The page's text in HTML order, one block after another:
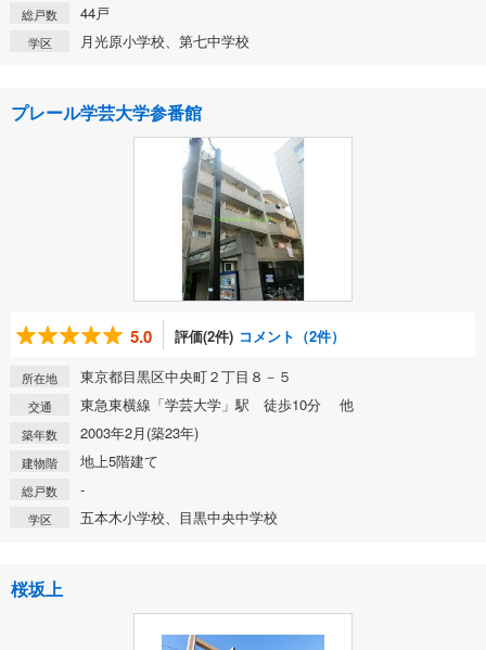
総戸数 44戸
学区 月光原小学校、第七中学校
プレール学芸大学参番館
5.0 評価(2件) コメント（2件）
所在地 東京都目黒区中央町２丁目８－５
交通 東急東横線「学芸大学」駅 徒歩10分 他
築年数 2003年2月(築23年)
建物階 地上5階建て
総戸数 -
学区 五本木小学校、目黒中央中学校
桜坂上